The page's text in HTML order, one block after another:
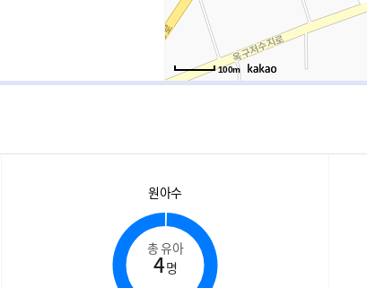
100m
원아수
총 유아
4명